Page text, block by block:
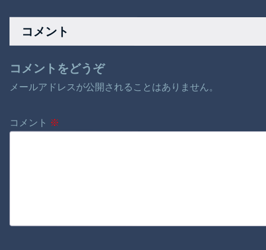
と誰だろうね
コメント
コメントをどうぞ
メールアドレスが公開されることはありません。
コメント ※